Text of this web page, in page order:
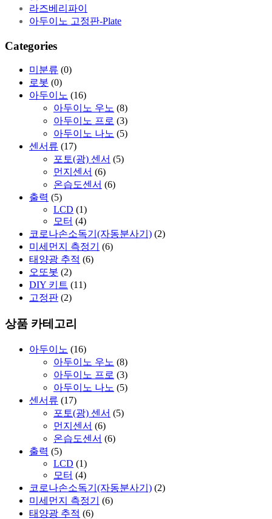
라즈베리파이
아두이노 고정판-Plate
Categories
미분류 (0)
로봇 (0)
아두이노 (16)
아두이노 우노 (8)
아두이노 프로 (3)
아두이노 나노 (5)
센서류 (17)
포토(광) 센서 (5)
먼지센서 (6)
온습도센서 (6)
출력 (5)
LCD (1)
모터 (4)
코로나손소독기(자동분사기) (2)
미세먼지 측정기
(6)
태양광 추적 (6)
오또봇 (2)
DIY 키트 (11)
고정판 (2)
상품 카테고리
아두이노 (16)
아두이노 우노 (8)
아두이노 프로 (3)
아두이노 나노 (5)
센서류 (17)
포토(광) 센서 (5)
먼지센서 (6)
온습도센서 (6)
출력 (5)
LCD (1)
모터 (4)
코로나손소독기(자동분사기) (2)
미세먼지 측정기
(6)
태양광 추적 (6)